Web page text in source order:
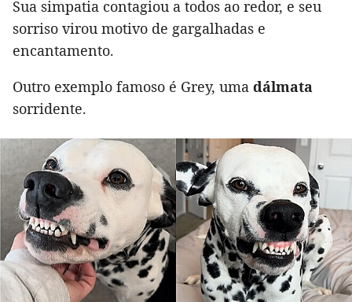
Sua simpatia contagiou a todos ao redor, e seu
sorriso virou motivo de gargalhadas e
encantamento.
Outro exemplo famoso é Grey, uma dálmata
sorridente.